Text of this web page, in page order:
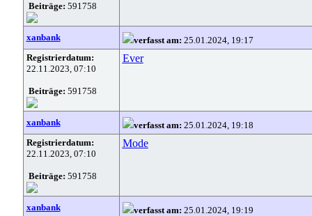
Beiträge: 591758
xanbank verfasst am: 25.01.2024, 19:17
Registrierdatum:
22.11.2023, 07:10
Beiträge: 591758
Ever
xanbank verfasst am: 25.01.2024, 19:18
Registrierdatum:
22.11.2023, 07:10
Beiträge: 591758
Mode
xanbank verfasst am: 25.01.2024, 19:19